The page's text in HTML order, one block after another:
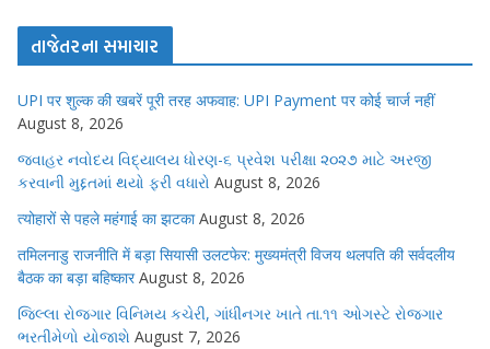
તાજેતરના સમાચાર
UPI पर शुल्क की खबरें पूरी तरह अफवाह: UPI Payment पर कोई चार्ज नहीं
August 8, 2026
જવાહર નવોદય વિદ્યાલય ધોરણ-૬ પ્રવેશ પરીક્ષા ૨૦૨૭ માટે અરજી
કરવાની મુદ્દતમાં થયો ફરી વધારો August 8, 2026
त्योहारों से पहले महंगाई का झटका August 8, 2026
तमिलनाडु राजनीति में बड़ा सियासी उलटफेर: मुख्यमंत्री विजय थलपति की सर्वदलीय
बैठक का बड़ा बहिष्कार August 8, 2026
જિલ્લા રોજગાર વિનિમય કચેરી, ગાંધીનગર ખાતે તા.૧૧ ઓગસ્ટે રોજગાર
ભરતીમેળો યોજાશે August 7, 2026